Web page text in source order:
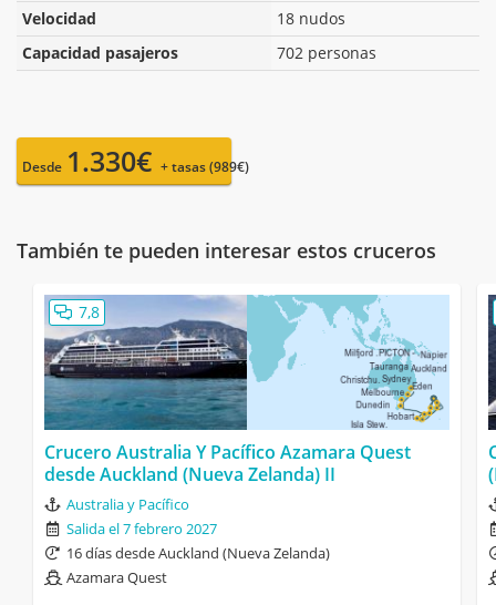
Velocidad
18 nudos
Capacidad pasajeros
702 personas
Desde 1.330€ + tasas (989€)
También te pueden interesar estos cruceros
7,8
Crucero Australia Y Pacífico Azamara Quest
desde Auckland (Nueva Zelanda) II
Australia y Pacífico
Salida el 7 febrero 2027
16 días desde Auckland (Nueva Zelanda)
Azamara Quest